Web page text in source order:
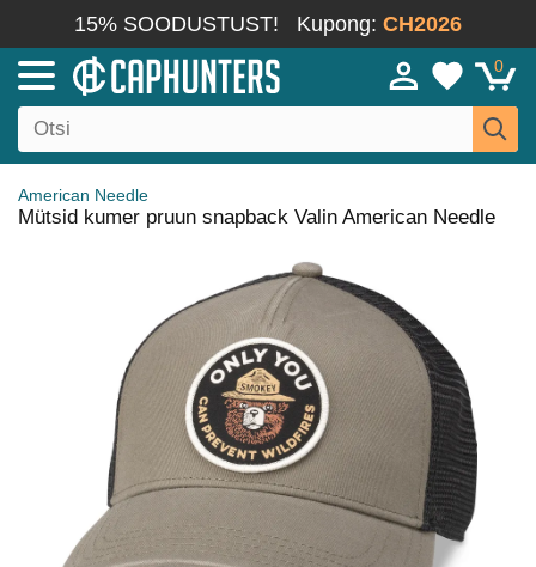
15% SOODUSTUST! Kupong: CH2026
0
American Needle
Mütsid kumer pruun snapback Valin American Needle